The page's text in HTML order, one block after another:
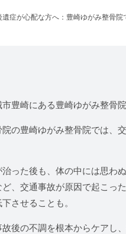
症が心配な方へ：豊崎ゆがみ整骨院
豊崎にある豊崎ゆがみ整骨院
の豊崎ゆがみ整骨院では、
った後も、体の中には思わ
、交通事故が原因で起こった
させることも。
後の不調を根本からケアし